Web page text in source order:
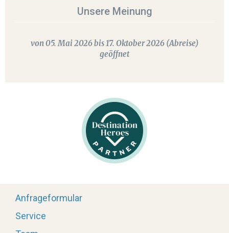
Unsere Meinung
von 05. Mai 2026 bis 17. Oktober 2026 (Abreise)
geöffnet
Anfrageformular
Service